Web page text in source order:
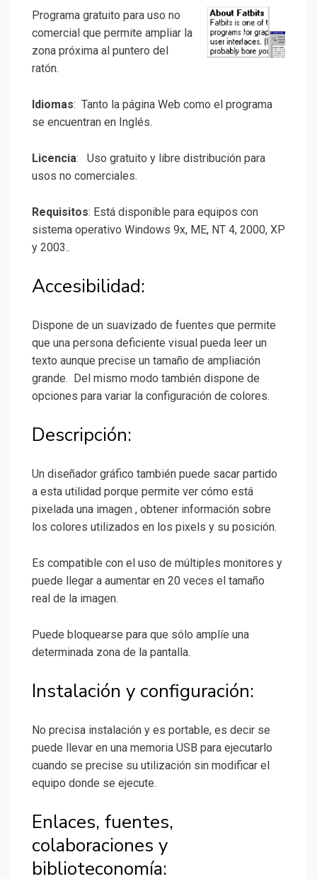
Programa gratuito para uso no
comercial que permite ampliar la
zona próxima al puntero del
ratón.
Idiomas: Tanto la página Web como el programa
se encuentran en Inglés.
Licencia: Uso gratuito y libre distribución para
usos no comerciales.
Requisitos: Está disponible para equipos con
sistema operativo Windows 9x, ME, NT 4, 2000, XP
y 2003..
Accesibilidad:
Dispone de un suavizado de fuentes que permite
que una persona deficiente visual pueda leer un
texto aunque precise un tamaño de ampliación
grande. Del mismo modo también dispone de
opciones para variar la configuración de colores.
Descripción:
Un diseñador gráfico también puede sacar partido
a esta utilidad porque permite ver cómo está
pixelada una imagen , obtener información sobre
los colores utilizados en los pixels y su posición.
Es compatible con el uso de múltiples monitores y
puede llegar a aumentar en 20 veces el tamaño
real de la imagen.
Puede bloquearse para que sólo amplíe una
determinada zona de la pantalla.
Instalación y configuración:
No precisa instalación y es portable, es decir se
puede llevar en una memoria USB para ejecutarlo
cuando se precise su utilización sin modificar el
equipo donde se ejecute.
Enlaces, fuentes,
colaboraciones y
biblioteconomía: